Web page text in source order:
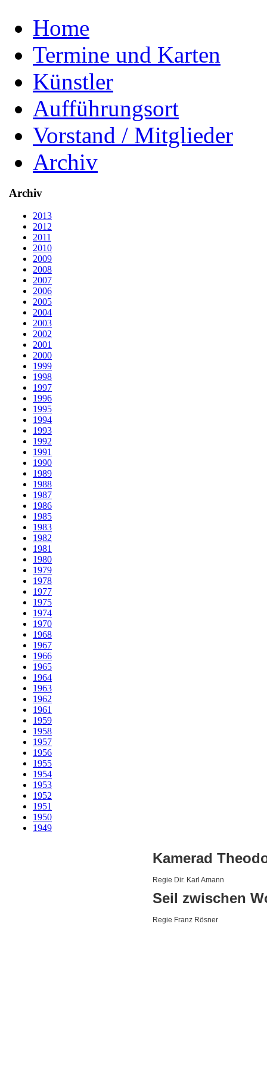
Home
Termine und Karten
Künstler
Aufführungsort
Vorstand / Mitglieder
Archiv
Archiv
2013
2012
2011
2010
2009
2008
2007
2006
2005
2004
2003
2002
2001
2000
1999
1998
1997
1996
1995
1994
1993
1992
1991
1990
1989
1988
1987
1986
1985
1983
1982
1981
1980
1979
1978
1977
1975
1974
1970
1968
1967
1966
1965
1964
1963
1962
1961
1959
1958
1957
1956
1955
1954
1953
1952
1951
1950
1949
Kamerad
Regie Dir. Karl Amann
Seil zwischen
Regie Franz Rösner